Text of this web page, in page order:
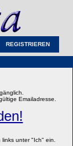
REGISTRIEREN
Emailadresse.
unter "Ich" ein.